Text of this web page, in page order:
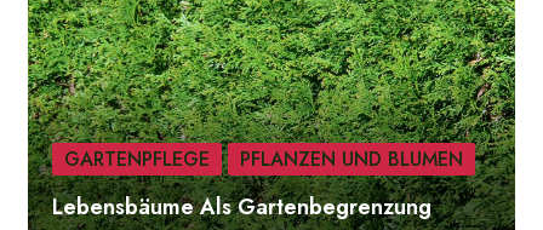
GARTENPFLEGE PFLANZEN UND BLUMEN
Lebensbäume Als Gartenbegrenzung